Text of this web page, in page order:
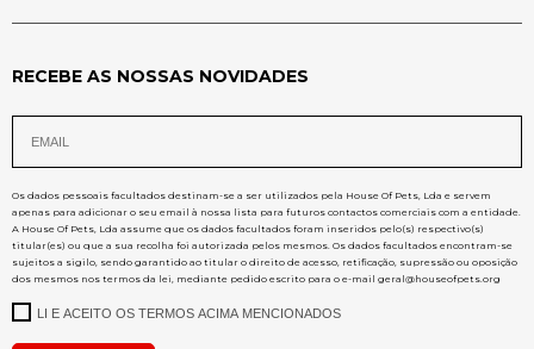
RECEBE AS NOSSAS NOVIDADES
Os dados pessoais facultados destinam-se a ser utilizados pela House Of Pets, Lda e servem
apenas para adicionar o seu email à nossa lista para futuros contactos comerciais com a entidade.
A House Of Pets, Lda assume que os dados facultados foram inseridos pelo(s) respectivo(s)
titular(es) ou que a sua recolha foi autorizada pelos mesmos. Os dados facultados encontram-se
sujeitos a sigilo, sendo garantido ao titular o direito de acesso, retificação, supressão ou oposição
dos mesmos nos termos da lei, mediante pedido escrito para o e-mail geral@houseofpets.org
LI E ACEITO OS TERMOS ACIMA MENCIONADOS